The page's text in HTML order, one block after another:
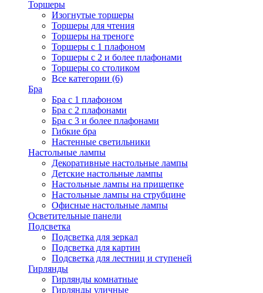
Торшеры
Изогнутые торшеры
Торшеры для чтения
Торшеры на треноге
Торшеры с 1 плафоном
Торшеры с 2 и более плафонами
Торшеры со столиком
Все категории (6)
Бра
Бра с 1 плафоном
Бра с 2 плафонами
Бра с 3 и более плафонами
Гибкие бра
Настенные светильники
Настольные лампы
Декоративные настольные лампы
Детские настольные лампы
Настольные лампы на прищепке
Настольные лампы на струбцине
Офисные настольные лампы
Осветительные панели
Подсветка
Подсветка для зеркал
Подсветка для картин
Подсветка для лестниц и ступеней
Гирлянды
Гирлянды комнатные
Гирлянды уличные